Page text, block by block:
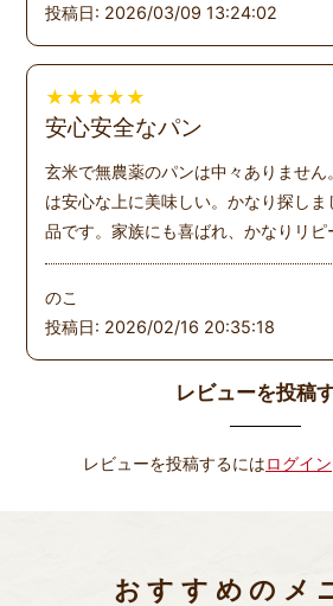
投稿日: 2026/03/09 13:24:02
★ ★ ★ ★ ★
安心安全なパン
玄米で無農薬のパンは中々ありませ
は安心な上に美味しい。かなり探し
品です。家族にも喜ばれ、かなりリピ
のこ
投稿日: 2026/02/16 20:35:18
レビューを投稿
レビューを投稿するにはログイン
おすすめのメ